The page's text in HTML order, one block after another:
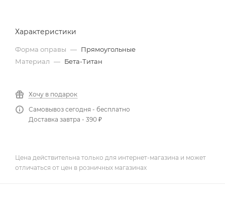
Характеристики
Форма оправы — Прямоугольные
Материал — Бета-Титан
Хочу в подарок
Самовывоз сегодня - бесплатно
Доставка завтра - 390 ₽
Цена действительна только для интернет-магазина и может
отличаться от цен в розничных магазинах